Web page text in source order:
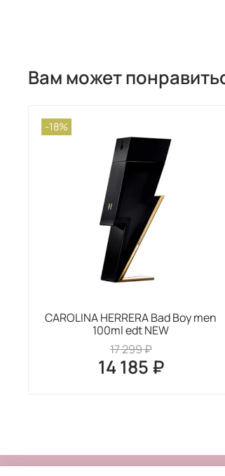
Вам может
-18%
CAROLINA HERRERA Bad Boy men
100ml edt NEW
17 299 ₽
14 185 ₽